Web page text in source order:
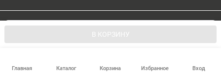
В КОРЗИНУ
Главная Каталог Корзина Избранное Вход